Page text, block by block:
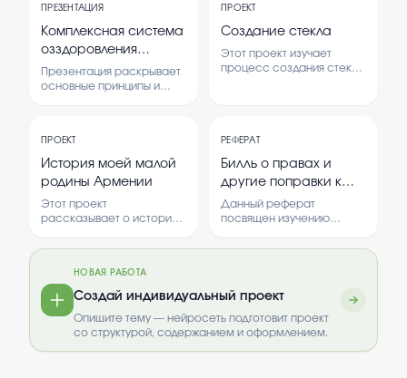
этапы и важные события в
истории этого вида
технологические этапы и
влияние различных
ПРЕЗЕНТАЦИЯ
Комплексная система
озздоровления
Кацудзо Ниши
Презентация раскрывает
основные принципы и
Ниши. В ней представлены
ключевые элементы и
практики для улучшения
здоровья и долголетия.
ПРОЕКТ
Создание стекла
Этот проект изучает
процесс создания стекла
исследование с опросом
ПРОЕКТ
История моей малой
родины Армении
Этот проект
рассказывает о истории
также о её значении для
работе изучаются
исторические события,
памятники и традиции
региона.
РЕФЕРАТ
Билль о правах и
другие поправки к
конституции
Данный реферат
посвящен изучению
конституции, в частности,
значение этих поправок
для защиты прав граждан
и укрепления правового
государства.
Анализируются
НОВАЯ РАБОТА
Создай индивидуальный проект
Опишите тему — нейросеть подготовит проект
со структурой, содержанием и оформлением.